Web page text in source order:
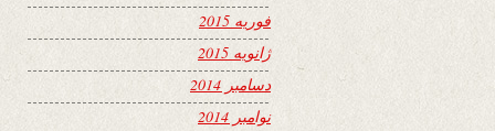
فوریه 2015
ژانویه 2015
دسامبر 2014
نوامبر 2014